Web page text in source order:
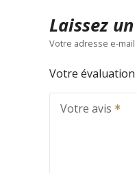
Laissez
Votre adresse e-
Votre évaluation
Votre avis